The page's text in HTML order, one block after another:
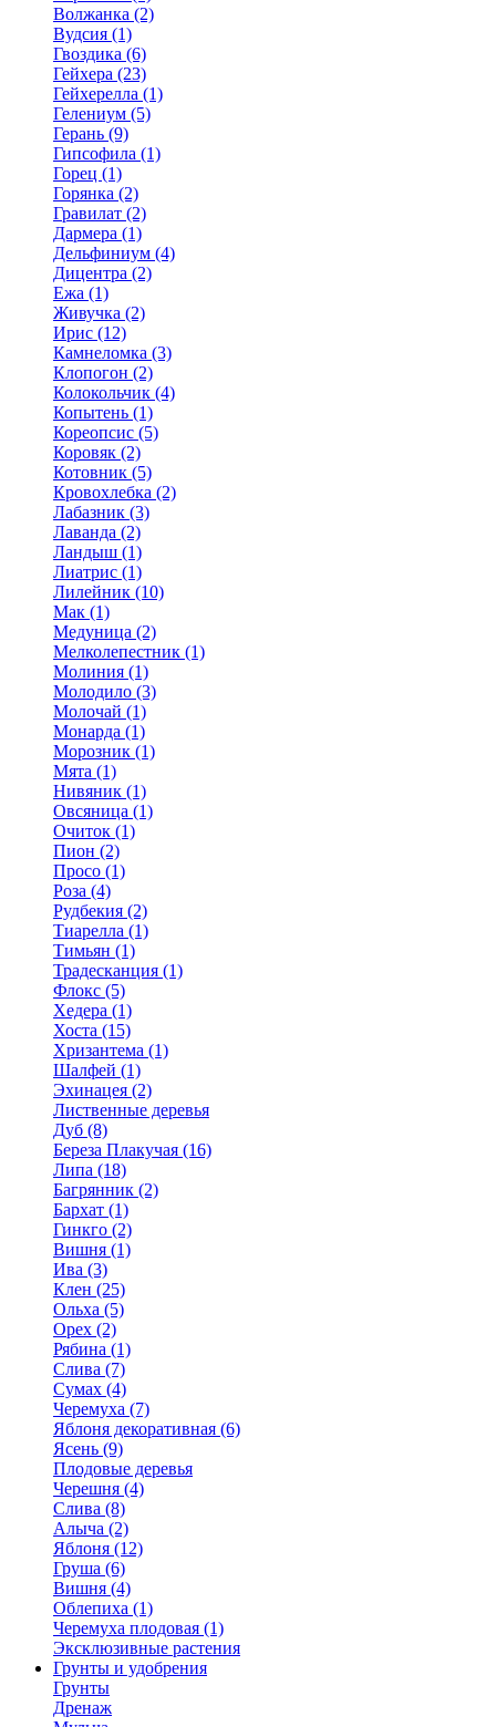
Волжанка (2)
Вудсия (1)
Гвоздика (6)
Гейхера (23)
Гейхерелла (1)
Гелениум (5)
Герань (9)
Гипсофила (1)
Горец (1)
Горянка (2)
Гравилат (2)
Дармера (1)
Дельфиниум (4)
Дицентра (2)
Ежа (1)
Живучка (2)
Ирис (12)
Камнеломка (3)
Клопогон (2)
Колокольчик (4)
Копытень (1)
Кореопсис (5)
Коровяк (2)
Котовник (5)
Кровохлебка (2)
Лабазник (3)
Лаванда (2)
Ландыш (1)
Лиатрис (1)
Лилейник (10)
Мак (1)
Медуница (2)
Мелколепестник (1)
Молиния (1)
Молодило (3)
Молочай (1)
Монарда (1)
Морозник (1)
Мята (1)
Нивяник (1)
Овсяница (1)
Очиток (1)
Пион (2)
Просо (1)
Роза (4)
Рудбекия (2)
Тиарелла (1)
Тимьян (1)
Традесканция (1)
Флокс (5)
Хедера (1)
Хоста (15)
Хризантема (1)
Шалфей (1)
Эхинацея (2)
Лиственные деревья
Дуб (8)
Береза Плакучая (16)
Липа (18)
Багрянник (2)
Бархат (1)
Гинкго (2)
Вишня (1)
Ива (3)
Клен (25)
Ольха (5)
Орех (2)
Рябина (1)
Слива (7)
Сумах (4)
Черемуха (7)
Яблоня декоративная (6)
Ясень (9)
Плодовые деревья
Черешня (4)
Слива (8)
Алыча (2)
Яблоня (12)
Груша (6)
Вишня (4)
Облепиха (1)
Черемуха плодовая (1)
Эксклюзивные растения
Грунты и удобрения
Грунты
Дренаж